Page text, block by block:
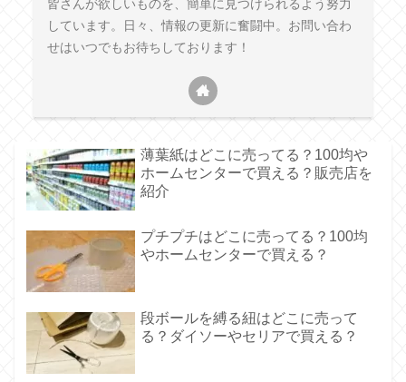
皆さんが欲しいものを、簡単に見つけられるよう努力
しています。日々、情報の更新に奮闘中。お問い合わ
せはいつでもお待ちしております！
薄葉紙はどこに売ってる？100均や
ホームセンターで買える？販売店を
紹介
プチプチはどこに売ってる？100均
やホームセンターで買える？
段ボールを縛る紐はどこに売って
る？ダイソーやセリアで買える？